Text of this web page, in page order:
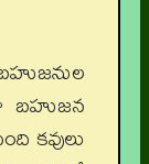
బహుజన
కవులు